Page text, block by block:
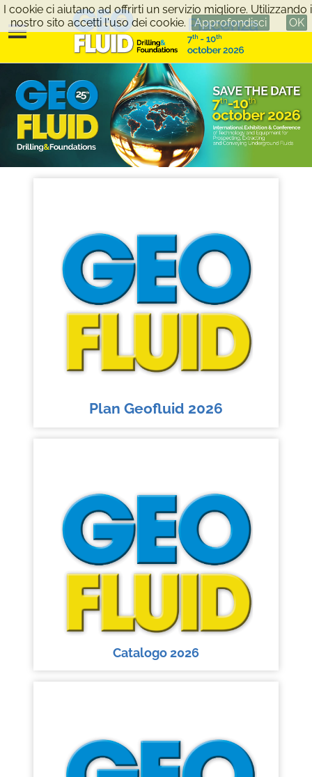
Plan Geofluid 2026
Catalogo 2026
I cookie ci aiutano ad offrirti un servizio migliore. Utilizzando
nostro sito accetti l'uso dei cookie.
Approfondisci OK